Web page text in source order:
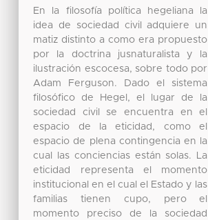
En la filosofía política hegeliana la
idea de sociedad civil adquiere un
matiz distinto a como era propuesto
por la doctrina jusnaturalista y la
ilustración escocesa, sobre todo por
Adam Ferguson. Dado el sistema
filosófico de Hegel, el lugar de la
sociedad civil se encuentra en el
espacio de la eticidad, como el
espacio de plena contingencia en la
cual las conciencias están solas. La
eticidad representa el momento
institucional en el cual el Estado y las
familias tienen cupo, pero el
momento preciso de la sociedad